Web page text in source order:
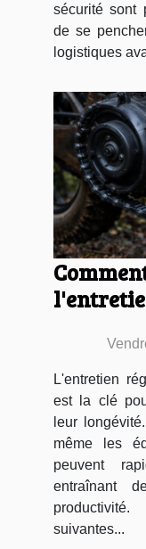
sécurité sont
de se
logistiques
L'entretien
est la clé
leur
même les
peuvent
entraînant
suivantes...